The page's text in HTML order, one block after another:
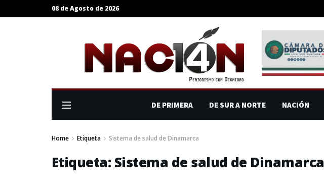
08 de Agosto de 2026
DE PRIMERA DE SUR A NORTE NACIÓN
Home Etiqueta Sistema de salud de Dinamarca
Etiqueta: Sistema de salud de Dinamarca